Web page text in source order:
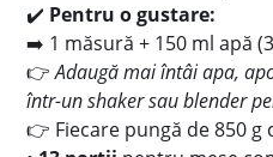
✔️ Pentru o gustare:
➡️ 1 măsură + 150 ml apă
👉Adaugă mai întâi apa,
într-un shaker sau blender
👉 Fiecare pungă de 850 g